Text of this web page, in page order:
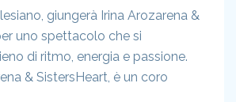
giungerà Irina Arozarena &
uno spettacolo che si
di ritmo, energia e passione.
& SistersHeart, è un coro